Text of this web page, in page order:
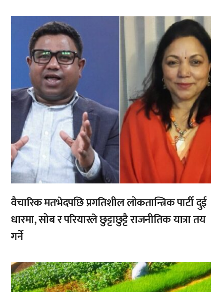
वैचारिक मतभेदपछि प्रगतिशील लोकतान्त्रिक पार्टी दुई
धारमा, सोब र परियारले छुट्टाछुट्टै राजनीतिक यात्रा तय
गर्ने
,